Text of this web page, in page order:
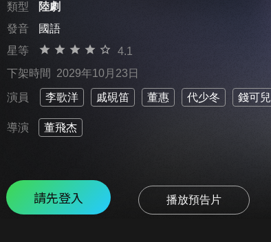
類型
陸劇
發音
國語
星等
4.1
下架時間 2029年10月23日
演員 李歌洋 戚硯笛 董惠 代少冬 錢可兒
導演 董飛杰
請先登入 播放預告片